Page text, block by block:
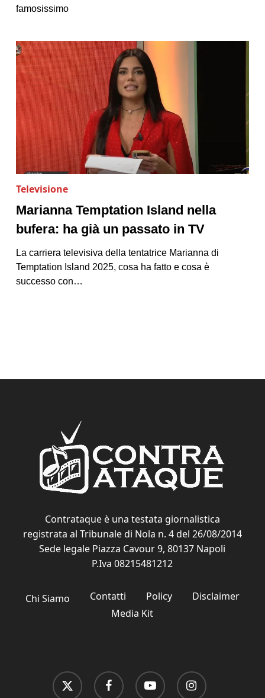
famosissimo
Televisione
Marianna Temptation Island nella
bufera: ha già un passato in TV
La carriera televisiva della tentatrice Marianna di
Temptation Island 2025, cosa ha fatto e cosa è
successo con…
Contrataque è una testata giornalistica
registrata al Tribunale di Nola n. 4 del 26/08/2014
Sede legale Piazza Cavour 9, 80137 Napoli
P.Iva 08215481212
Chi Siamo Contatti Policy
Disclaimer
Media Kit
x-
twitter
facebook youtube instagram